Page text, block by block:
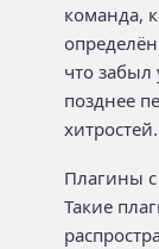
команда,
что забыл
позднее
хитростей.
Плагины с
Такие